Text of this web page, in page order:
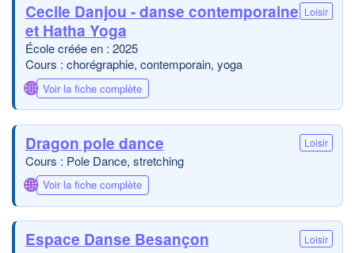
Cecile Danjou - danse contemporaine
et Hatha Yoga
Loisir
École créée en : 2025
Cours : chorégraphie, contemporain, yoga
🌐 Voir la fiche complète
Dragon pole dance Loisir
Cours : Pole Dance, stretching
🌐 Voir la fiche complète
Espace Danse Besançon Loisir